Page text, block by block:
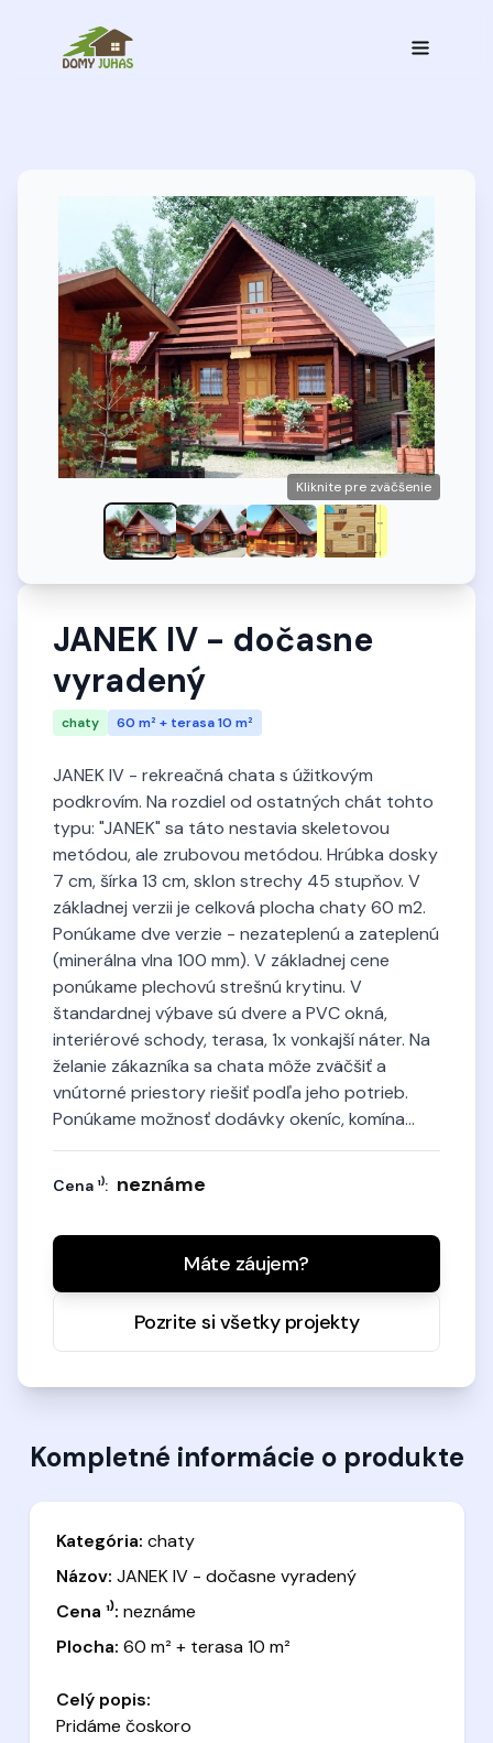
JANEK IV - dočasne
vyradený
chaty 60 m² + terasa 10 m²
JANEK IV - rekreačná chata s úžitkovým
podkrovím. Na rozdiel od ostatných chát tohto
typu: "JANEK" sa táto nestavia skeletovou
metódou, ale zrubovou metódou. Hrúbka dosky
7 cm, šírka 13 cm, sklon strechy 45 stupňov. V
základnej verzii je celková plocha chaty 60 m2.
Ponúkame dve verzie - nezateplenú a zateplenú
(minerálna vlna 100 mm). V základnej cene
ponúkame plechovú strešnú krytinu. V
štandardnej výbave sú dvere a PVC okná,
interiérové schody, terasa, 1x vonkajší náter. Na
želanie zákazníka sa chata môže zväčšiť a
vnútorné priestory riešiť podľa jeho potrieb.
Ponúkame možnosť dodávky okeníc, komína...
Cena ¹⁾: neznáme
Máte záujem?
Pozrite si všetky projekty
Kliknite pre zväčšenie
Kompletné informácie o produkte
Kategória: chaty
Názov: JANEK IV - dočasne vyradený
Cena ¹⁾: neznáme
Plocha: 60 m² + terasa 10 m²
Celý popis:
Pridáme čoskoro